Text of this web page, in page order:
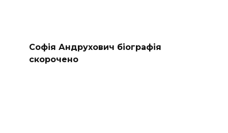
Софія Андрухович біографія
скорочено